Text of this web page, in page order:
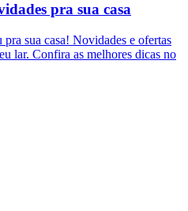
pra sua casa
sua casa! Novidades e ofertas
lar. Confira as melhores dicas no